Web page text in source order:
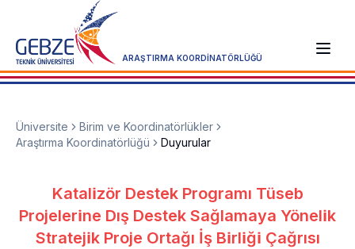
ARAŞTIRMA KOORDİNATÖRLÜĞÜ
Üniversite
Birim ve Koordinatörlükler
Araştırma Koordinatörlüğü
Duyurular
Katali̇zör Destek Programı Tüseb
Projeleri̇ne Dış Destek Sağlamaya Yöneli̇k
Strateji̇k Proje Ortağı İş Bi̇rli̇ği̇ Çağrısı